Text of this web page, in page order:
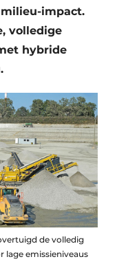
impact.
volledige
hybride
de volledig
lage emissieniveaus